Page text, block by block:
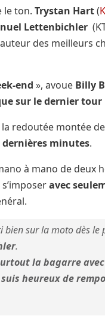
le ton.Trystan Hart(
Lettenbichler
des meilleurs
end », avoue Billy
sur le dernier tour
redoutée montée
minutes.
à mano de deux
s’imposeravec
bien sur la moto dès le
.
la bagarre
suis heureux de